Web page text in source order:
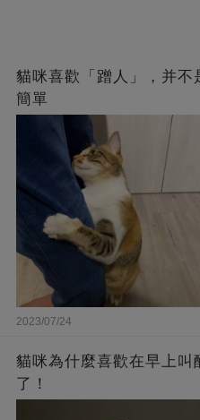
貓咪喜歡「蹭人」，并不
簡單
2023/07/24
貓咪為什麼喜歡在早上叫
了！